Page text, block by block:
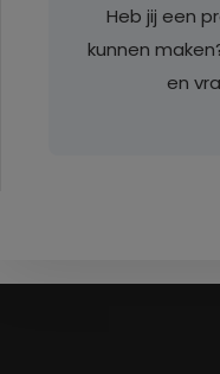
Heb jij een
kunnen
en